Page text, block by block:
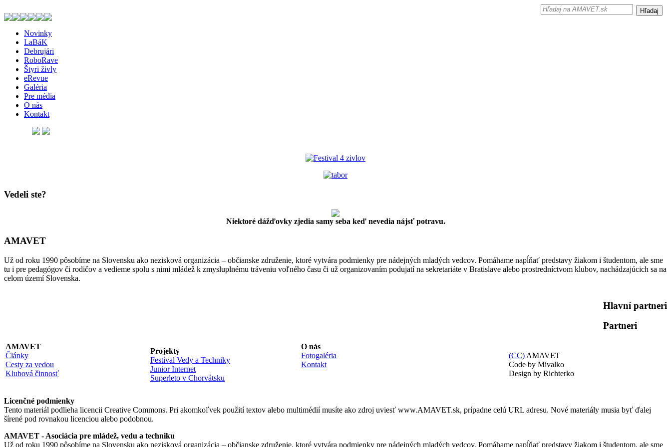
Novinky
LaBáK
Debrujári
RoboRave
Štyri živly
eRevue
Galéria
Pre média
O nás
Kontakt
Vedeli ste?
Niektoré dážďovky zjedia samy seba keď nevedia nájsť potravu.
AMAVET
Už od roku 1990 pôsobíme na Slovensku ako nezisková organizácia – občianske združenie, ktoré vytvára podmienky pre nádejných mladých vedcov. Pomáhame napĺňať predstavy žiakom i študentom, ale sme
tu i pre pedagógov či rodičov a vedieme spolu s nimi mládež k zmysluplnému tráveniu voľného času či už organizovaním podujatí na sekretariáte v Bratislave alebo prostredníctvom klubov, nachádzajúcich sa na
celom území Slovenska.
Hlavní partneri
Partneri
AMAVET
Články
Cesty za vedou
Klubová činnosť
Projekty
Festival Vedy a Techniky
Junior Internet
Superleto v Chorvátsku
O nás
Fotogaléria
Kontakt
(CC) AMAVET
Code by Mivalko
Design by Richterko
Licenčné podmienky
Tento materiál podlieha licencii Creative Commons. Pri akomkoľvek použití textov alebo multimédií musíte ako zdroj uviesť www.AMAVET.sk, prípadne celú URL adresu. Nové materiály musia byť ďalej
šírené pod rovnakou licenciou alebo podobnou.
AMAVET - Asociácia pre mládež, vedu a techniku
Už od roku 1990 pôsobíme na Slovensku ako nezisková organizácia – občianske združenie, ktoré vytvára podmienky pre nádejných mladých vedcov. Pomáhame napĺňať predstavy žiakom i študentom, ale sme